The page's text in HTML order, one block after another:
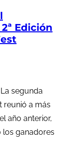
Edición
segunda
reunió a más
año anterior,
ganadores